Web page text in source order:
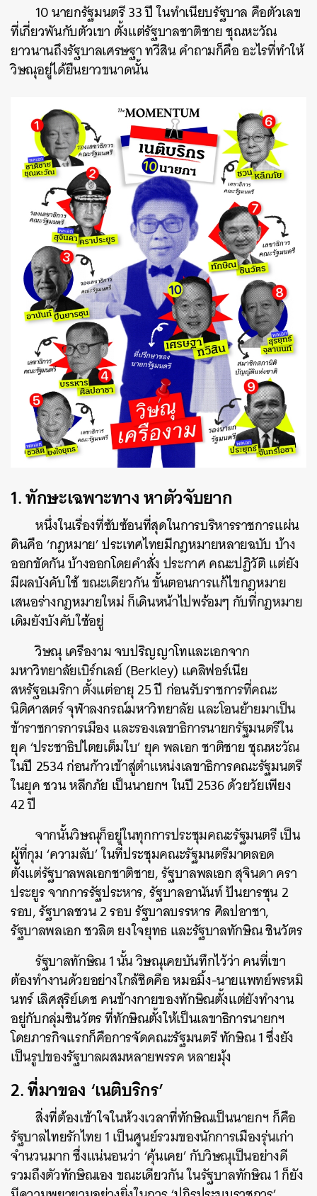
10 นายกรัฐมนตรี 33 ปี ในทำเนียบรัฐบาล คือตัวเลข
ที่เกี่ยวพันกับตัวเขา ตั้งแต่รัฐบาลชาติชาย ชุณหะวัณ
ยาวนานถึงรัฐบาลเศรษฐา ทวีสิน คำถามก็คือ อะไรที่ทำให้
วิษณุอยู่ได้ยืนยาวขนาดนั้น
1. ทักษะเฉพาะทาง หาตัวจับยาก
หนึ่งในเรื่องที่ซับซ้อนที่สุดในการบริหารราชการแผ่น
ดินคือ ‘กฎหมาย’ ประเทศไทยมีกฎหมายหลายฉบับ บ้าง
ออกขัดกัน บ้างออกโดยคำสั่ง ประกาศ คณะปฏิวัติ แต่ยัง
มีผลบังคับใช้ ขณะเดียวกัน ขั้นตอนการแก้ไขกฎหมาย
เสนอร่างกฎหมายใหม่ ก็เดินหน้าไปพร้อมๆ กับที่กฎหมาย
เดิมยังบังคับใช้อยู่
วิษณุ เครืองาม จบปริญญาโทและเอกจาก
มหาวิทยาลัยเบิร์กเลย์ (Berkley) แคลิฟอร์เนีย
สหรัฐอเมริกา ตั้งแต่อายุ 25 ปี ก่อนรับราชการที่คณะ
นิติศาสตร์ จุฬาลงกรณ์มหาวิทยาลัย และโอนย้ายมาเป็น
ข้าราชการการเมือง และรองเลขาธิการนายกรัฐมนตรีใน
ยุค ‘ประชาธิปไตยเต็มใบ’ ยุค พลเอก ชาติชาย ชุณหะวัณ
ในปี 2534 ก่อนก้าวเข้าสู่ตำแหน่งเลขาธิการคณะรัฐมนตรี
ในยุค ชวน หลีกภัย เป็นนายกฯ ในปี 2536 ด้วยวัยเพียง
42 ปี
จากนั้นวิษณุก็อยู่ในทุกการประชุมคณะรัฐมนตรี เป็น
ผู้ที่กุม ‘ความลับ’ ในที่ประชุมคณะรัฐมนตรีมาตลอด
ตั้งแต่รัฐบาลพลเอกชาติชาย, รัฐบาลพลเอก สุจินดา ครา
ประยูร จากการรัฐประหาร, รัฐบาลอานันท์ ปันยารชุน 2
รอบ, รัฐบาลชวน 2 รอบ รัฐบาลบรรหาร ศิลปอาชา,
รัฐบาลพลเอก ชวลิต ยงใจยุทธ และรัฐบาลทักษิณ ชินวัตร
รัฐบาลทักษิณ 1 นั้น วิษณุเคยบันทึกไว้ว่า คนที่เขา
ต้องทำงานด้วยอย่างใกล้ชิดคือ หมอมิ้ง-นายแพทย์พรหมิ
นทร์ เลิศสุริย์เดช คนข้างกายของทักษิณตั้งแต่ยังทำงาน
อยู่กับกลุ่มชินวัตร ที่ทักษิณตั้งให้เป็นเลขาธิการนายกฯ
โดยภารกิจแรกก็คือการจัดคณะรัฐมนตรี ทักษิณ 1 ซึ่งยัง
เป็นรูปของรัฐบาลผสมหลายพรรค หลายมุ้ง
2. ที่มาของ ‘เนติบริกร’
สิ่งที่ต้องเข้าใจในห้วงเวลาที่ทักษิณเป็นนายกฯ ก็คือ
รัฐบาลไทยรักไทย 1 เป็นศูนย์รวมของนักการเมืองรุ่นเก่า
จำนวนมาก ซึ่งแน่นอนว่า ‘คุ้นเคย’ กับวิษณุเป็นอย่างดี
รวมถึงตัวทักษิณเอง ขณะเดียวกัน ในรัฐบาลทักษิณ 1 ก็ยัง